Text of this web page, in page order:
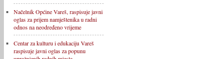
Načelnik Općine Vareš, raspisuje javni
oglas za prijem namještenika u radni
odnos na neodređeno vrijeme
Centar za kulturu i edukaciju Vareš
raspisuje javni oglas za popunu